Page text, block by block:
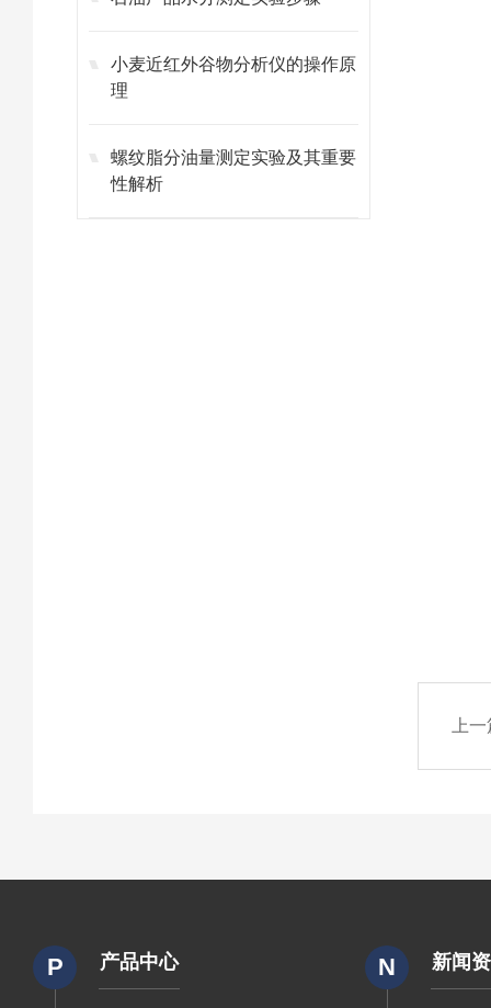
小麦近红外谷物分析仪的操作原
理
螺纹脂分油量测定实验及其重要
性解析
上
P 产品中心 N 新闻